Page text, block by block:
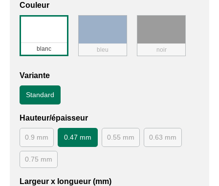
Couleur
blanc bleu noir
Variante
Standard
Hauteur/épaisseur
0.9 mm 0.47 mm 0.55 mm 0.63 mm
0.75 mm
Largeur x longueur (mm)